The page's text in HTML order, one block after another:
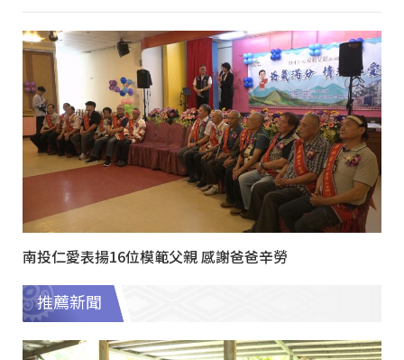
南投仁愛表揚16位模範父親 感謝爸爸辛勞
推薦新聞